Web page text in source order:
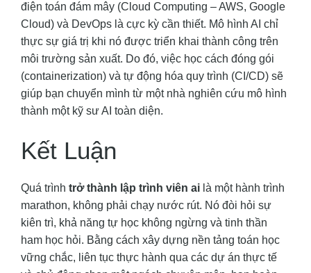
điện toán đám mây (Cloud Computing – AWS, Google
Cloud) và DevOps là cực kỳ cần thiết. Mô hình AI chỉ
thực sự giá trị khi nó được triển khai thành công trên
môi trường sản xuất. Do đó, việc học cách đóng gói
(containerization) và tự động hóa quy trình (CI/CD) sẽ
giúp bạn chuyển mình từ một nhà nghiên cứu mô hình
thành một kỹ sư AI toàn diện.
Kết Luận
Quá trình trở thành lập trình viên ai là một hành trình
marathon, không phải chạy nước rút. Nó đòi hỏi sự
kiên trì, khả năng tự học không ngừng và tinh thần
ham học hỏi. Bằng cách xây dựng nền tảng toán học
vững chắc, liên tục thực hành qua các dự án thực tế